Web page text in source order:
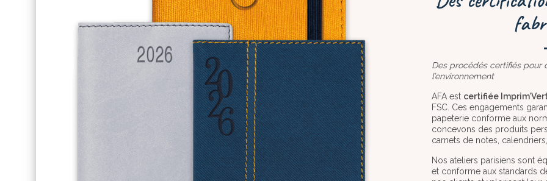
Des procédés certifiés pour
l’environnement
AFA est certifiée
FSC. Ces engagements
papeterie conforme aux
concevons des produits
carnets de notes,
Nos ateliers parisiens sont
et conforme aux standards